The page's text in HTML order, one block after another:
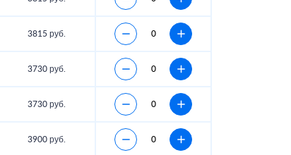
3815 руб.
3730 руб.
3730 руб.
3900 руб.